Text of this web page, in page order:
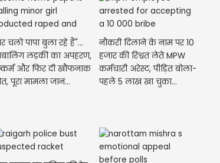
चलो पापा बुला रहे हैं"...
लड़की का अपहरण,
और फिर दी खौफनाक
पूरा मामला जान...
नौकरी दिलाने के नाम पर 10
हजार की रिश्वत लेते MPW
कर्मचारी अरेस्ट, पीड़ित बोला-
पहले 5 लाख खा चुका...